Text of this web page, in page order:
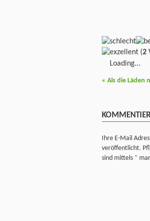
(2
Loading...
« Als die Läden
Ihre E-Mail
veröffentlicht.
sind mittels *